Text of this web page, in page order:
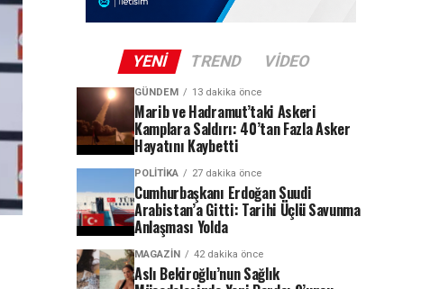
YENI TREND VIDEO
GÜNDEM 13 dakika önce
Marib ve Hadramut’taki Askeri
Kamplara Saldırı: 40’tan Fazla Asker
Hayatını Kaybetti
POLITIKA 27 dakika önce
Cumhurbaşkanı Erdoğan Suudi
Arabistan’a Gitti: Tarihi Üçlü Savunma
Anlaşması Yolda
MAGAZIN 42 dakika önce
Aslı Bekiroğlu’nun Sağlık